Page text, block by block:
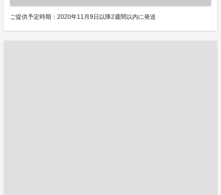
ご提供予定時期：2020年11月9日以降2週間以内に発送